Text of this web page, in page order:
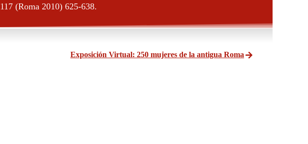
117 (Roma 2010) 625-638.
Exposición Virtual: 250 mujeres de la antigua Roma